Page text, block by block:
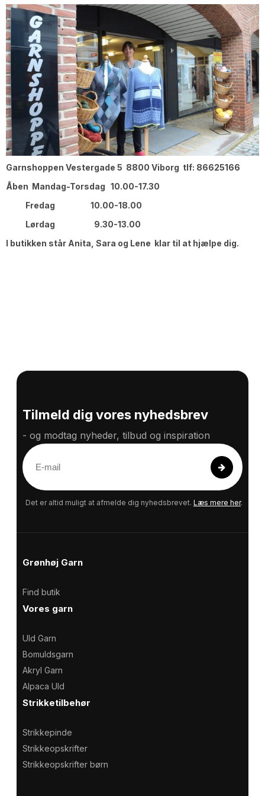
Garnshoppen Vestergade 5 8800 Viborg tlf: 86625166
Åben Mandag-Torsdag 10.00-17.30
Fredag 10.00-18.00
Lørdag 9.30-13.00
I butikken står Anita, Sara og Lene klar til at hjælpe dig.
Tilmeld dig vores nyhedsbrev
- og modtag nyheder, tilbud og inspiration
E
m
a
Det er altid muligt at afmelde dig nyhedsbrevet. Læs mere her.
Grønhøj Garn
Find butik
Vores garn
Uld Garn
Bomuldsgarn
Akryl Garn
Alpaca Uld
Strikketilbehør
Strikkepinde
Strikkeopskrifter
Strikkeopskrifter børn